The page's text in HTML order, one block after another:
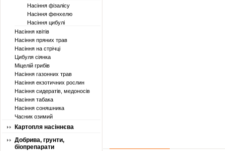
Насіння фізалісу
Насіння фенхелю
Насіння цибулі
Насіння квітів
Насіння пряних трав
Насіння на стрічці
Цибуля сіянка
Міцелій грибів
Насіння газонних трав
Насіння екзотичних рослин
Насіння сидератів, медоносів
Насіння табака
Насіння соняшника
Часник озимий
Картопля насіннєва
Добрива, грунти,
біопрепарати